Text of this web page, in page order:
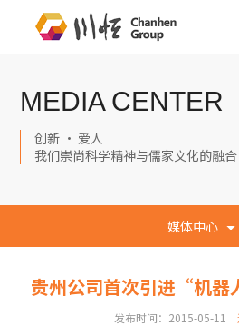
MEDIA CENTER
创新 · 爱人
我们崇尚科学精神与儒家文化的融合
媒体中心
贵州公司首次引进“机
发布时间：2015-05-11